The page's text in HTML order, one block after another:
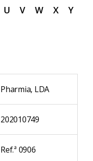
U V W X
Y
Pharmia, LDA
202010749
Ref.ª 0906